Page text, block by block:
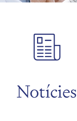
Notícies